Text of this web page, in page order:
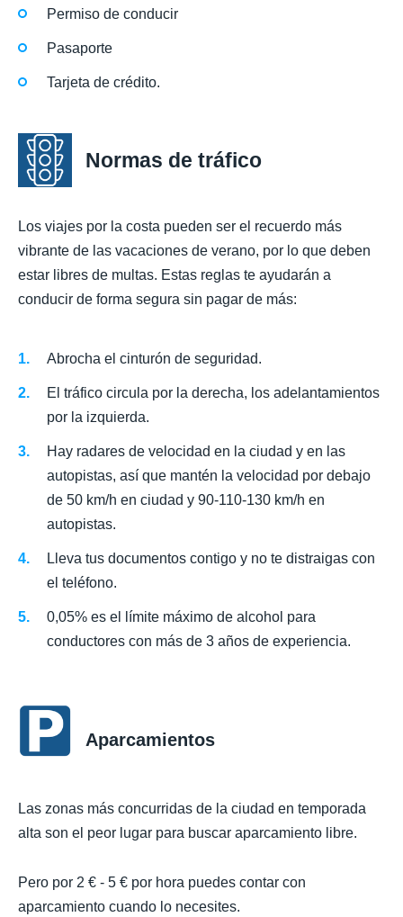
Permiso de conducir
Pasaporte
Tarjeta de crédito.
Normas de tráfico
Los viajes por la costa pueden ser el recuerdo más
vibrante de las vacaciones de verano, por lo que deben
estar libres de multas. Estas reglas te ayudarán a
conducir de forma segura sin pagar de más:
Abrocha el cinturón de seguridad.
El tráfico circula por la derecha, los adelantamientos
por la izquierda.
Hay radares de velocidad en la ciudad y en las
autopistas, así que mantén la velocidad por debajo
de 50 km/h en ciudad y 90-110-130 km/h en
autopistas.
Lleva tus documentos contigo y no te distraigas con
el teléfono.
0,05% es el límite máximo de alcohol para
conductores con más de 3 años de experiencia.
Aparcamientos
Las zonas más concurridas de la ciudad en temporada
alta son el peor lugar para buscar aparcamiento libre.
Pero por 2 € - 5 € por hora puedes contar con
aparcamiento cuando lo necesites.